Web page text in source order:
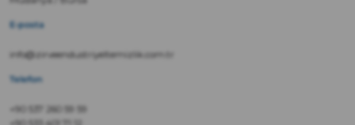
E-posta
info@zirveendustriyeltemizlik.com.tr
Telefon
+90 537 260 59 59